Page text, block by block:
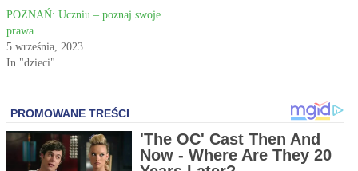
POZNAŃ: Uczniu – poznaj swoje
prawa
5 września, 2023
In "dzieci"